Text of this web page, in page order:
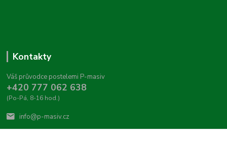
Kontakty
Váš průvodce postelemi P-masiv
+420 777 062 638
(Po-Pá, 8-16 hod.)
info@p-masiv.cz